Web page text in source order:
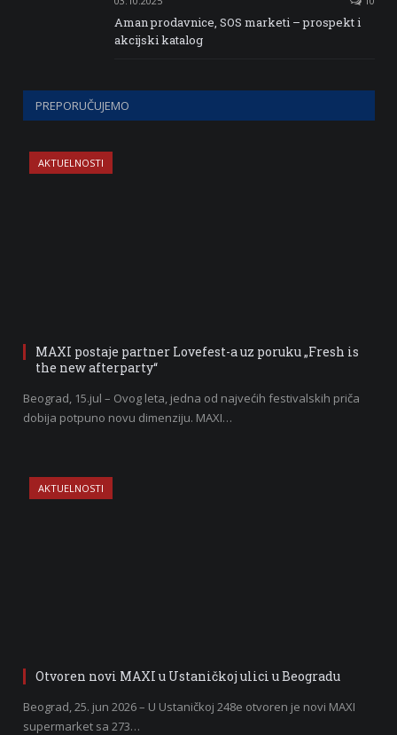
Aman prodavnice, SOS marketi – prospekt i
akcijski katalog
PREPORUČUJEMO
AKTUELNOSTI
MAXI postaje partner Lovefest-a uz poruku „Fresh is
the new afterparty“
Beograd, 15.jul – Ovog leta, jedna od najvećih festivalskih priča
dobija potpuno novu dimenziju. MAXI…
AKTUELNOSTI
Otvoren novi MAXI u Ustaničkoj ulici u Beogradu
Beograd, 25. jun 2026 – U Ustaničkoj 248e otvoren je novi MAXI
supermarket sa 273…